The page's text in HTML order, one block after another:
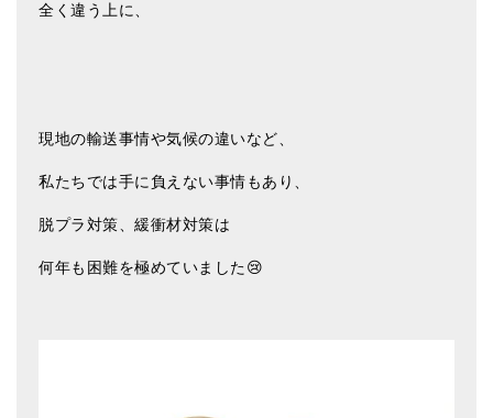
全く違う上に、
現地の輸送事情や気候の違いなど、
私たちでは手に負えない事情もあり、
脱プラ対策、緩衝材対策は
何年も困難を極めていました😢